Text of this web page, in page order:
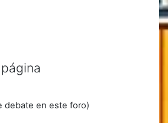
debate en este foro)